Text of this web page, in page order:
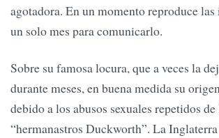
agotadora. En un momento reproduce las
un solo mes para comunicarlo.
Sobre su famosa locura, que a veces la
durante meses, en buena medida su
debido a los abusos sexuales repetidos de
“hermanastros Duckworth”. La